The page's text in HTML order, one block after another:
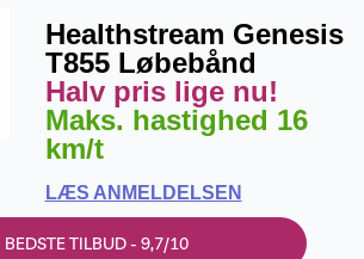
Healthstream Genesis
T855 Løbebånd
Halv pris lige nu!
Maks. hastighed 16
km/t
LÆS ANMELDELSEN
BEDSTE TILBUD - 9,7/10